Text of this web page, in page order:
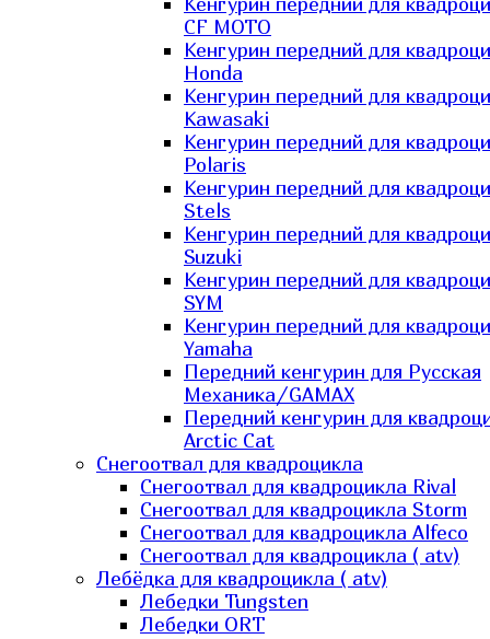
CF MOTO
Кенгурин передний для
Honda
Кенгурин передний для
Kawasaki
Кенгурин передний для
Polaris
Кенгурин передний для
Stels
Кенгурин передний для
Suzuki
Кенгурин передний для
SYM
Кенгурин передний для
Yamaha
Передний кенгурин для Русская
Механика/GAMAX
Передний кенгурин для
Arctic Cat
Снегоотвал для квадроцикла
Снегоотвал для квадроцикла Rival
Снегоотвал для квадроцикла Storm
Снегоотвал для квадроцикла Alfeco
Снегоотвал для квадроцикла ( atv)
Лебёдка для квадроцикла ( atv)
Лебедки Tungsten
Лебедки ORT